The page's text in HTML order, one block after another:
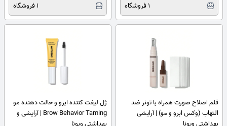
1 فروشگاه 1 فروشگاه
قلم اصلاح صورت همراه با تونر ضد
التهاب (وکس ابرو و مو) | آرایشی
بهداشتی ویونا
ژل لیفت کننده ابرو و حالت دهنده مو
Brow Behavior Taming | آرایشی و
بهداشتی ویونا